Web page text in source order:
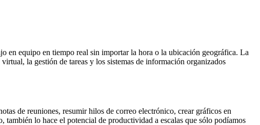
en equipo en tiempo real sin importar la hora o la ubicación geográfica. La
la gestión de tareas y los sistemas de información organizados
de reuniones, resumir hilos de correo electrónico, crear gráficos en
lo hace el potencial de productividad a escalas que sólo podíamos